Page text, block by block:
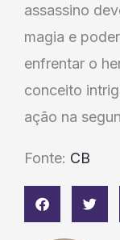
assassino
magia e
enfrentar o
conceito
ação na
Fonte: CB